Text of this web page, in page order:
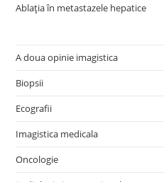
Ablația în metastazele hepatice
A doua opinie imagistica
Biopsii
Ecografii
Imagistica medicala
Oncologie